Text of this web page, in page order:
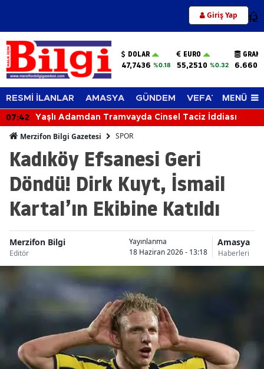
Giriş Yap 12
DOLAR
47,7436 %0.18
EURO
55,2510 %0.32
RESMİ İLANLAR AMASYA GÜNDEM VEFAT EDENLER
MENÜ
07:42 Yaşlı Adamdan Tramvayda Cinsel Taciz İddiası
Merzifon Bilgi Gazetesi SPOR
Kadıköy Efsanesi Geri
Döndü! Dirk Kuyt, İsmail
Kartal’ın Ekibine Katıldı
Merzifon Bilgi
Editör
Yayınlanma
18 Haziran 2026 - 13:18
Amasya
Haberleri